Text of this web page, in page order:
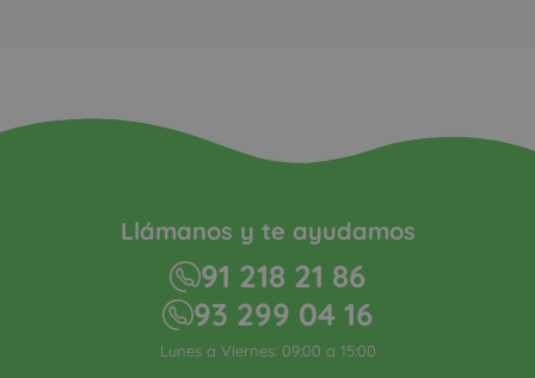
Llámanos y te ayudamos
91 218 21 86
93 299 04 16
Lunes a Viernes: 09:00 a 15:00